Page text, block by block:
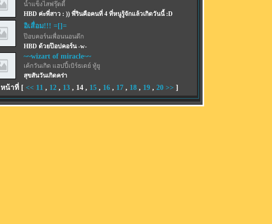
น้ำแข็งไสฟรุ๊ตตี้
HBD ค่ะพี่สาว : )) พี่รินคือคนที่ 4 ที่หนูรู้จักแล้วเกิดวันนี้ :D
อิเสื่อม!!! =[]=
ป๊อบคอร์นเพื่อนนอนดึก
HBD ด้วยป๊อปคอร์น -w-
~~wizart of miracle~~
เค้กวันเกิด แฮปปี้เบิร์ธเดย์ ทู้ยู
สุขสันวันเกิดคร่า
หน้าที่ [ << 11 , 12, 13, 14, 15, 16, 17, 18, 19, 20 >> ]